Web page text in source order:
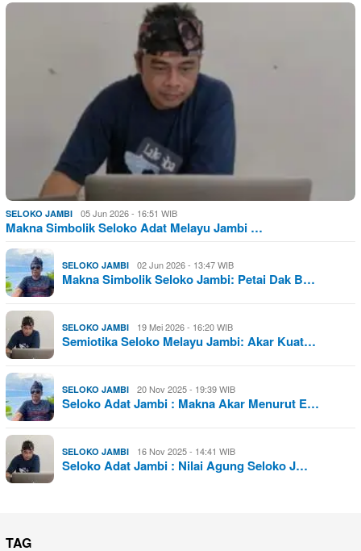
SELOKO JAMBI 05 Jun 2026 - 16:51 WIB
Makna Simbolik Seloko Adat Melayu Jambi …
SELOKO JAMBI 02 Jun 2026 - 13:47 WIB
Makna Simbolik Seloko Jambi: Petai Dak B…
SELOKO JAMBI 19 Mei 2026 - 16:20 WIB
Semiotika Seloko Melayu Jambi: Akar Kuat…
SELOKO JAMBI 20 Nov 2025 - 19:39 WIB
Seloko Adat Jambi : Makna Akar Menurut E…
SELOKO JAMBI 16 Nov 2025 - 14:41 WIB
Seloko Adat Jambi : Nilai Agung Seloko J…
TAG